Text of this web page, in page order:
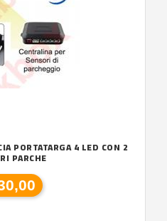
PORTATARGA 4 LED CON 2
PARCHE